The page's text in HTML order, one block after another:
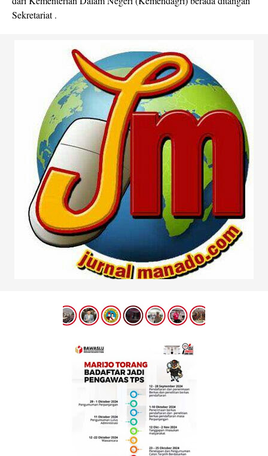
Sekretariat .